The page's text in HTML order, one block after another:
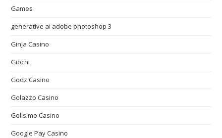
Games
generative ai adobe photoshop 3
Ginja Casino
Giochi
Godz Casino
Golazzo Casino
Golisimo Casino
Google Pay Casino